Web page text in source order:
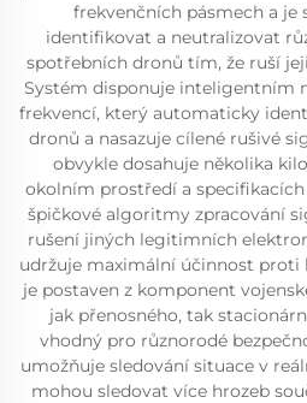
frekvenčních pásmech a je
identifikovat a neutralizovat
spotřebních dronů tím, že ruší
Systém disponuje inteligentním
frekvencí, který automaticky
dronů a nasazuje cílené rušivé
obvykle dosahuje několika
okolním prostředí a
špičkové algoritmy zpracování
rušení jiných legitimních
udržuje maximální účinnost proti
je postaven z komponent
jak přenosného, tak
vhodný pro různorodé
umožňuje sledování situace v
mohou sledovat více hrozeb